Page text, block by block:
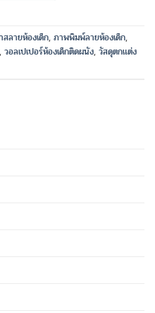
ลายห้องเด็ก, ภาพพิมพ์ลายห้องเด็ก,
, วอลเปเปอร์ห้องเด็กติดผนัง, วัสดุตกแต่ง